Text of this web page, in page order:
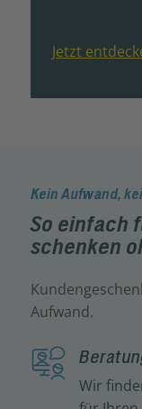
Jetzt
Kein Aufwand,
So einfach
schenken
Aufwand.
Wir